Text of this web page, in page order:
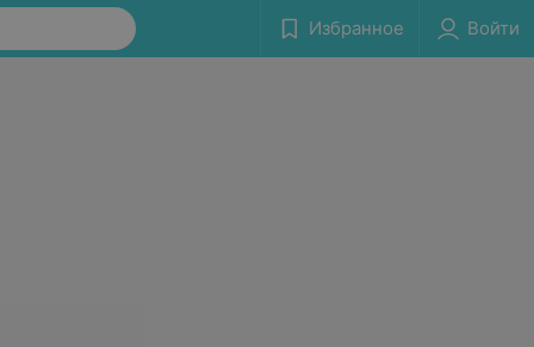
Избранное Войти